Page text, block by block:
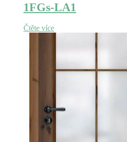
1FGs-LA1
Čtěte více